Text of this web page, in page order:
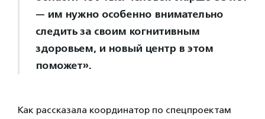
— им нужно особенно внимательно
следить за своим когнитивным
здоровьем, и новый центр в этом
поможет».
Как рассказала координатор по спецпроектам